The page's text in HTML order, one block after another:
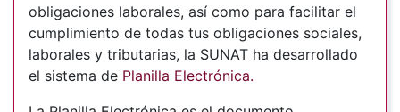
obligaciones laborales, así como para facilitar el
cumplimiento de todas tus obligaciones sociales,
laborales y tributarias, la SUNAT ha desarrollado
el sistema de Planilla Electrónica.